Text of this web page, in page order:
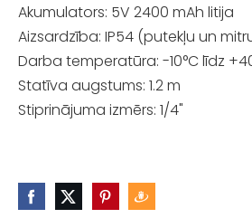
Akumulators: 5V 2400 mAh litija
Aizsardzība: IP54 (putekļu un
Darba temperatūra: -10°C līdz
Statīva augstums: 1.2 m
Stiprinājuma izmērs: 1/4"